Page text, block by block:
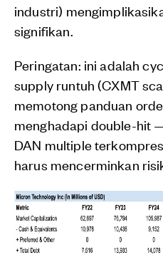
industri)
signifikan.
Peringatan: ini adalah
supply runtuh (CXMT
memotong panduan
menghadapi double-hit
DAN multiple
harus mencerminkan